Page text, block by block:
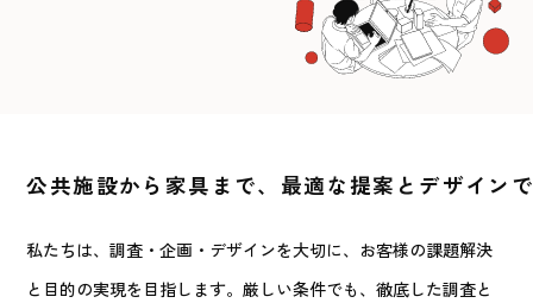
公共施設から家具まで、最適な提案とデザイン
私たちは、調査・企画・デザインを大切に、お客様の課題解決
と目的の実現を目指します。厳しい条件でも、徹底した調査と